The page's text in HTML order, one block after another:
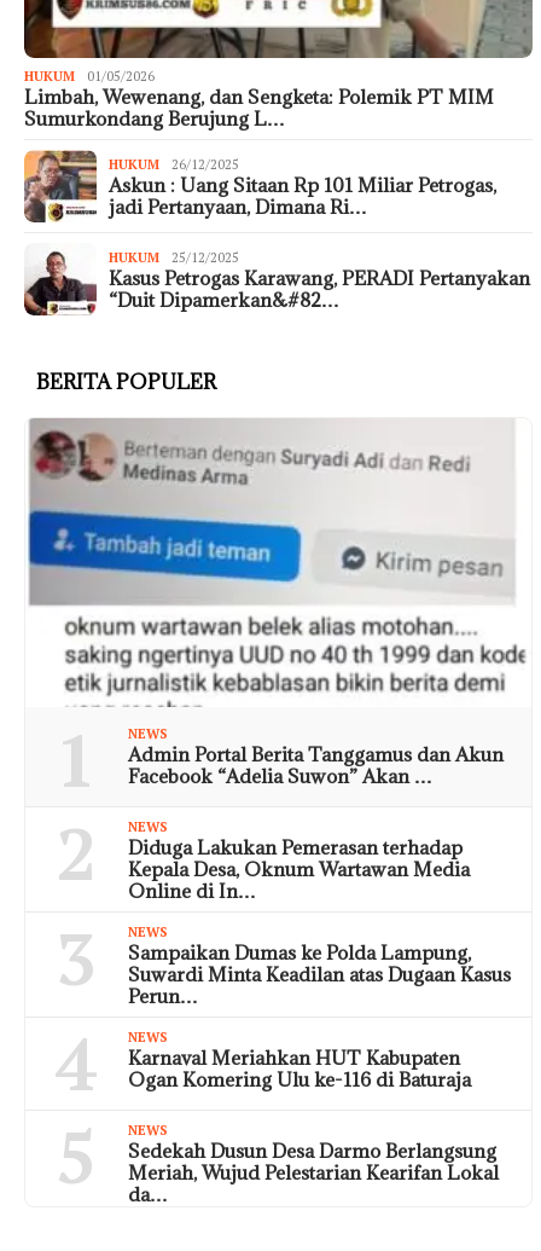
HUKUM 01/05/2026
Limbah, Wewenang, dan Sengketa: Polemik PT MIM
Sumurkondang Berujung L…
HUKUM 26/12/2025
Askun : Uang Sitaan Rp 101 Miliar Petrogas,
jadi Pertanyaan, Dimana Ri…
HUKUM 25/12/2025
Kasus Petrogas Karawang, PERADI Pertanyakan
“Duit Dipamerkan&#82…
BERITA POPULER
1 NEWS
Admin Portal Berita Tanggamus dan Akun
Facebook “Adelia Suwon” Akan …
2 NEWS
Diduga Lakukan Pemerasan terhadap
Kepala Desa, Oknum Wartawan Media
Online di In…
3 NEWS
Sampaikan Dumas ke Polda Lampung,
Suwardi Minta Keadilan atas Dugaan Kasus
Perun…
4 NEWS
Karnaval Meriahkan HUT Kabupaten
Ogan Komering Ulu ke-116 di Baturaja
5 NEWS
Sedekah Dusun Desa Darmo Berlangsung
Meriah, Wujud Pelestarian Kearifan Lokal
da…